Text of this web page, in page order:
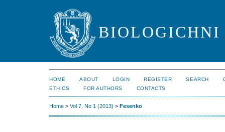
HOME ABOUT LOGIN REGISTER SEARCH
ETHICS
FOR AUTHORS CONTACTS
Home > Vol 7, No 1 (2013) > Fesenko